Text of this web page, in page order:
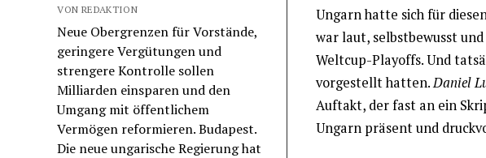
VON REDAKTION
Neue Obergrenzen für Vorstände,
geringere Vergütungen und
strengere Kontrolle sollen
Milliarden einsparen und den
Umgang mit öffentlichem
Vermögen reformieren. Budapest.
Die neue ungarische Regierung hat
Ungarn hatte sich für
war laut, selbstbewusst
Weltcup-Playoffs. Und
vorgestellt hatten.Daniel
Auftakt, der fast an ein
Ungarn präsent und